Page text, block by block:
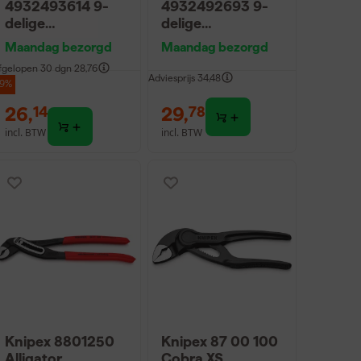
4932493614 9-
delige
Inbussleutelsset
Imperial
Maandag bezorgd
30 dgn 28,76
26,14
incl. BTW
4932492693 9-
delige
Inbussleutelset
met kogelkop -
Torx - T8-T40
Maandag bezorgd
Adviesprijs 34,48
29,78
incl. BTW
Knipex 8801250
Knipex 87 00 100